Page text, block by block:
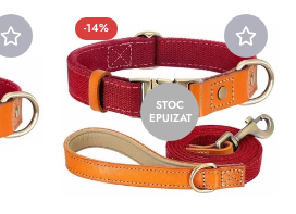
-14%
STOC
EPUIZAT